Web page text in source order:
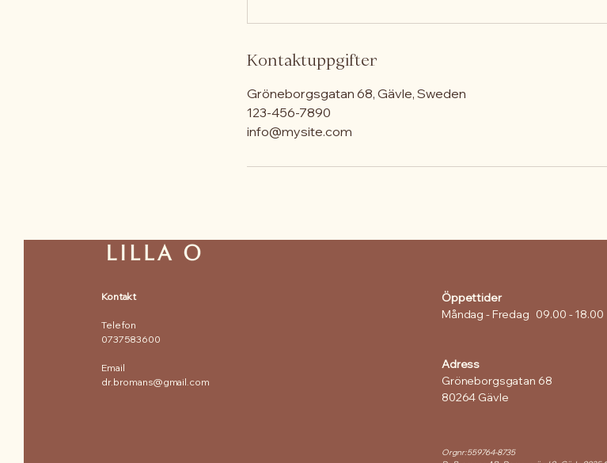
Kontaktuppgifter
Gröneborgsgatan 68, Gävle, Sweden
123-456-7890
info@mysite.com
Kontakt
Telefon
0737583600
Email
dr.bromans@gmail.com
Öppettider
Måndag - Fredag 09.00 - 18.00
Adress
Gröneborgsgatan 68
80264 Gävle
Orgnr:559764-8735